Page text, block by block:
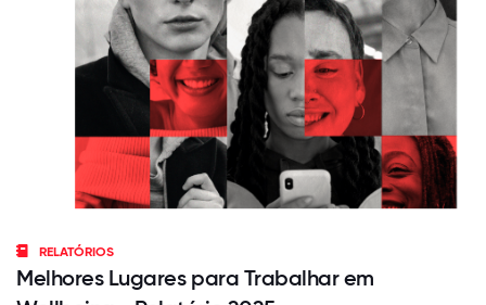
RELATÓRIOS
Melhores Lugares para Trabalhar em